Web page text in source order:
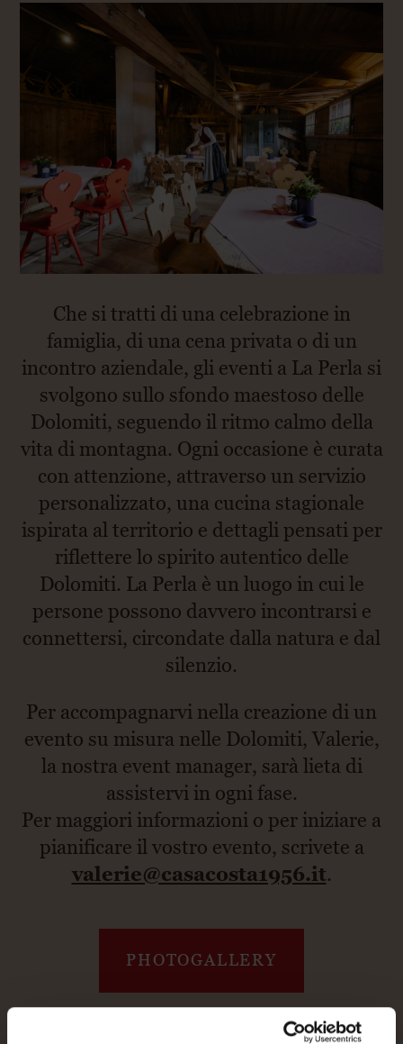
Che si tratti di una celebrazione in
famiglia, di una cena privata o di un
incontro aziendale, gli eventi a La Perla si
svolgono sullo sfondo maestoso delle
Dolomiti, seguendo il ritmo calmo della
vita di montagna. Ogni occasione è curata
con attenzione, attraverso un servizio
personalizzato, una cucina stagionale
ispirata al territorio e dettagli pensati per
riflettere lo spirito autentico delle
Dolomiti. La Perla è un luogo in cui le
persone possono davvero incontrarsi e
connettersi, circondate dalla natura e dal
silenzio.
Per accompagnarvi nella creazione di un
evento su misura nelle Dolomiti, Valerie,
la nostra event manager, sarà lieta di
assistervi in ogni fase.
Per maggiori informazioni o per iniziare a
pianificare il vostro evento, scrivete a
valerie@casacosta1956.it.
PHOTOGALLERY